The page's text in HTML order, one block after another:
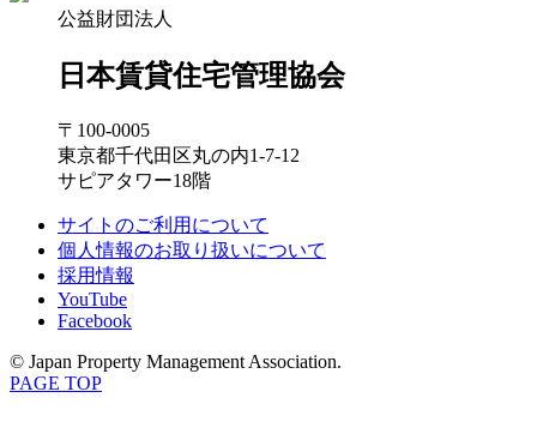
公益財団法人
日本賃貸住宅管理協会
〒100-0005
東京都千代田区丸の内1-7-12
サピアタワー18階
サイトのご利用について
個人情報のお取り扱いについて
採用情報
YouTube
Facebook
© Japan Property Management Association.
PAGE TOP